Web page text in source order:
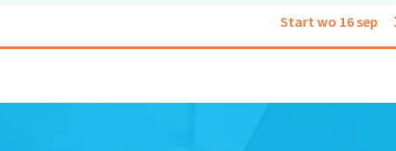
Start wo 16 sep